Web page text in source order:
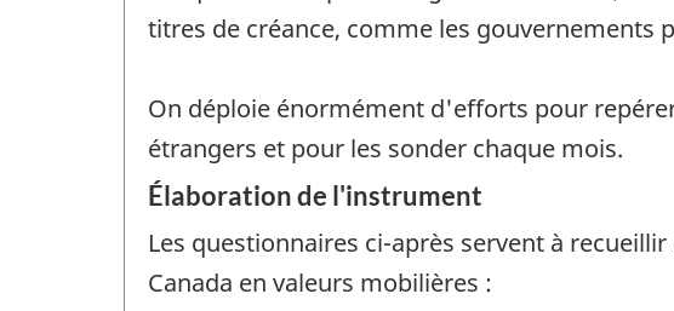
titres de créance, comme les gouvernements
On déploie énormément d'efforts pour
étrangers et pour les sonder chaque mois.
Élaboration de l'instrument
Les questionnaires ci-après servent à
Canada en valeurs mobilières :